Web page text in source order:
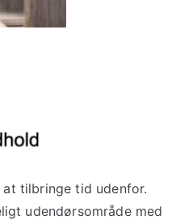
at tilbringe tid udenfor.
udendørsområde med